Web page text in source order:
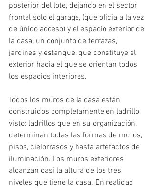
posterior del lote, dejando en el sector
frontal solo el garage, (que oficia a la vez
de único acceso) y el espacio exterior de
la casa, un conjunto de terrazas,
jardines y estanque, que constituye el
exterior hacia el que se orientan todos
los espacios interiores.
Todos los muros de la casa están
construidos completamente en ladrillo
visto: ladrillos que en su organización,
determinan todas las formas de muros,
pisos, cielorrasos y hasta artefactos de
iluminación. Los muros exteriores
alcanzan casi la altura de los tres
niveles que tiene la casa. En realidad